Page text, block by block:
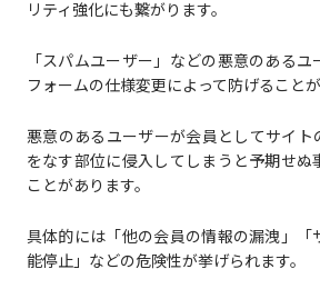
リティ強化にも繋がります。
「スパムユーザー」などの悪意のある
フォームの仕様変更によって防げることが
悪意のあるユーザーが会員としてサイト
をなす部位に侵入してしまうと予期せぬ
ことがあります。
具体的には「他の会員の情報の漏洩」「
能停止」などの危険性が挙げられます。